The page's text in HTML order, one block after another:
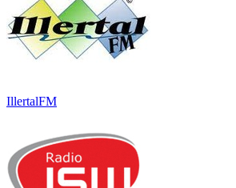
IllertalFM